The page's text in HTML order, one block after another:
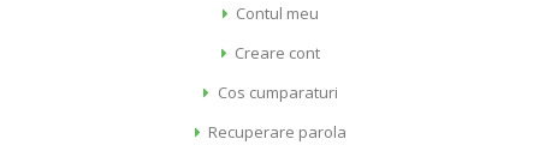
Contul meu
Creare cont
Cos cumparaturi
Recuperare parola